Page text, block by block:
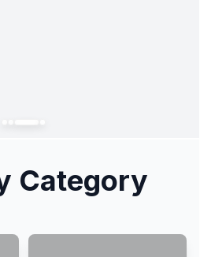
Category